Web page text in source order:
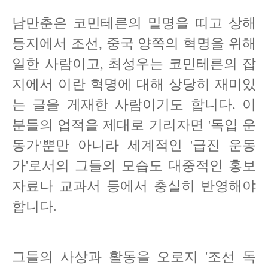
남만춘은 코민테른의 밀명을 띠고 상해
등지에서 조선, 중국 양쪽의 혁명을 위해
일한 사람이고, 최성우는 코민테른의 잡
지에서 이란 혁명에 대해 상당히 재미있
는 글을 게재한 사람이기도 합니다. 이
분들의 업적을 제대로 기리자면 '독입 운
동가'뿐만 아니라 세계적인 '급진 운동
가'로서의 그들의 모습도 대중적인 홍보
자료나 교과서 등에서 충실히 반영해야
합니다.
그들의 사상과 활동을 오로지 '조선 독